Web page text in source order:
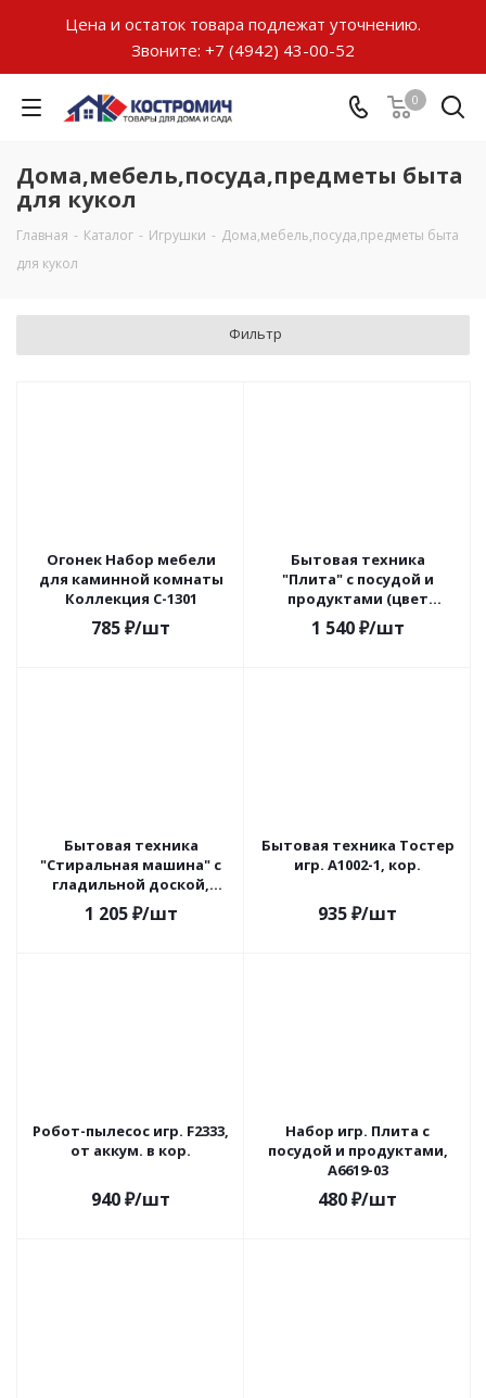
Цена и остаток товара подлежат уточнению.
Звоните: +7 (4942) 43-00-52
0
Дома,мебель,посуда,предметы быта
для кукол
Главная - Каталог - Игрушки - Дома,мебель,посуда,предметы быта
для кукол
Фильтр
Огонек Набор мебели
для каминной комнаты
Коллекция С-1301
785₽/шт
Бытовая техника
"Плита" с посудой и
продуктами (цвет
бежевый), от бат. АА,
A1003-5
1 540₽/шт
Бытовая техника
"Стиральная машина" с
гладильной доской,
утюгом и корзиной (цвет
бежевый), A1001-3
1 205₽/шт
Бытовая техника Тостер
игр. A1002-1, кор.
935₽/шт
Робот-пылесос игр. F2333,
от аккум. в кор.
940₽/шт
Набор игр. Плита с
посудой и продуктами,
A6619-03
480₽/шт